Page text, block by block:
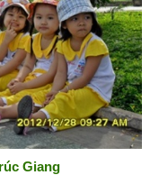
Giang